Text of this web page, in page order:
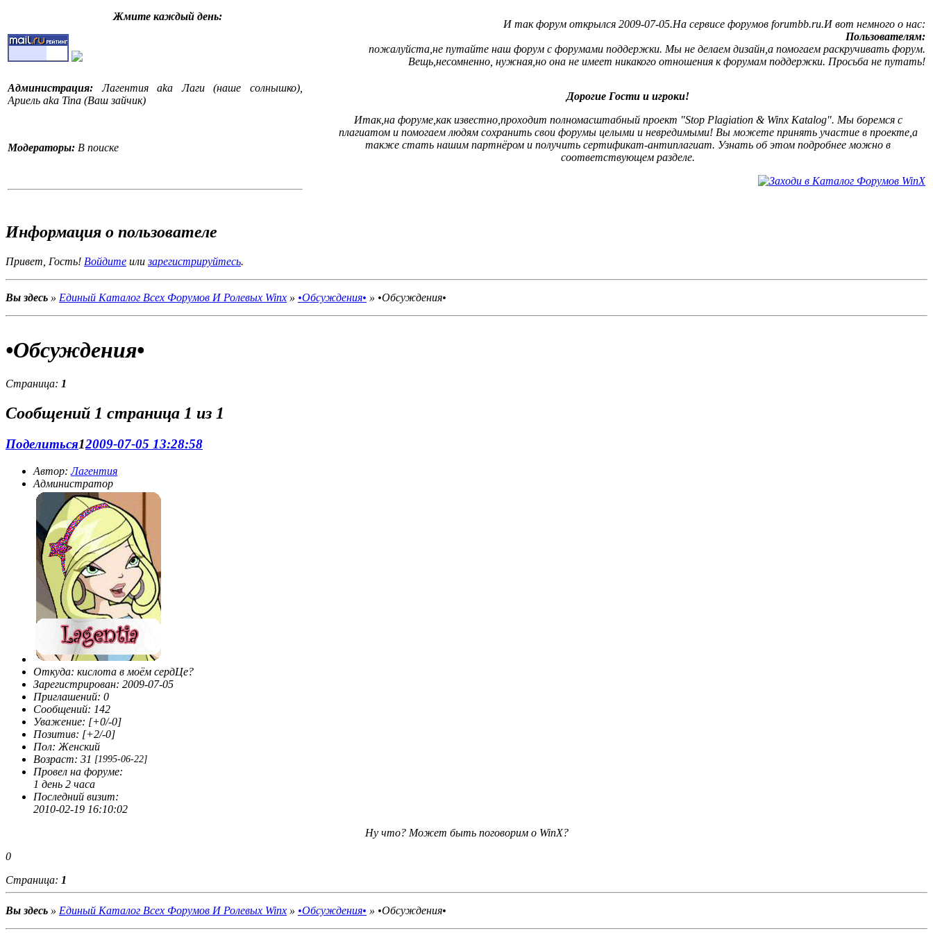
Жмите каждый день:
И так форум открылся 2009-07-05.На сервисе форумов forumbb.ru.И вот немного о нас:
Пользователям:
пожалуйста,не путайте наш форум с форумами поддержки. Мы не делаем дизайн,а помогаем раскручивать форум.
Вещь,несомненно, нужная,но она не имеет никакого отношения к форумам поддержки. Просьба не путать!
Администрация:
Лагентия aka Лаги (наше солнышко),
Ариель aka Tina (Ваш зайчик)
Модераторы: В поиске
События на форуме:
•Конкурс рассказов WinX•.Поспешите поучаствовать!
это, я думаю, вам уже понятно. Вы придумываете свой
здесь на конкурсе. Жури оценивает и вручает победителю
приз. Иллюстрации не обязательны, но желательны. "
Журнал:
Наш журнал в разработке.Мы набираем
О нашем солнышке:Ода Лагги=) Долгое время я жила как
во сне. Абсолютно не к чему стремиться,всё есть. Учёба на
отлично,телик,комьютер. Я читала книги. Они
единственная отдушина. Я проглатывала детективы в
огромных количествах. Все удивлялись. Но мне было всё
равно. С детства я была крайне домашней девочкой. Гулять?
С друзьями? Неа. Лучше почитать,или телик посмотреть.
Стрелялки и бродилки на компе меня раздражали,глупые
сериалы раздражали,книги я перечитала по десять раз. А
потом раз. И я открыла для себя Интернет. И поняла:для
того,чтобы развлекаться необязательно выходить из дома.
Сначала я ничего не понимала,бродила по
чатам,форумам,сайтам...Ну а потом решила сама создать
себе форум. И создала. Потом ещё и ещё. И так много раз.
Потом открыла для себя и ФотоШоп. На русском.
"Издеваештся?"-спрашивали меня, "ФотоШоп на русском?
Это же извращение!" А я только улыбалась. Я такая.
Странная. Хотя изо всех сил хотела быть обычной.
Обычной. Такой как вы. Сначала я гуляла по Нету под
разными никами,но потом жизнь столкнула меня с двумя
личностями,перевернувшими мои взгляды. Эрика и Кимми.
Они вряд ли даже подозревают о моём существовании.
Сначала они мне не нравились. Надменные. А потом
оказалось,что всё это глупости. Я взяла себе имя Лагги и
начала новую жизнь. Вот так. Я
увлекаюсь:литературой(совершенно
Дорогие Гости и игроки!
Итак,на форуме,как известно,проходит полномасштабный проект "Stop Plagiation & Winx Katalog". Мы боремся с
плагиатом и помогаем людям сохранить свои форумы целыми и невредимыми! Вы можете принять участие в проекте,а
также стать нашим партнёром и получить сертификат-антиплагиат. Узнать об этом подробнее можно в
соответствующем разделе.
Информация о пользователе
Привет, Гость! Войдите илизарегистрируйтесь.
Вы здесь » Единый Каталог Всех Форумов И Ролевых Winx » •Обсуждения• » •Обсуждения•
•Обсуждения•
Страница: 1
Сообщений 1 страница 1 из 1
Поделиться12009-07-05 13:28:58
Автор:Лагентия
Администратор
Откуда: кислота в моём сердЦе?
Зарегистрирован: 2009-07-05
Приглашений: 0
Сообщений: 142
Уважение: [+0/-0]
Позитив: [+2/-0]
Пол: Женский
Возраст: 31 [1995-06-22]
Провел на форуме:
1 день 2 часа
Последний визит:
2010-02-19 16:10:02
Ну что? Может быть поговорим о WinX?
0
Страница: 1
Вы здесь » Единый Каталог Всех Форумов И Ролевых Winx » •Обсуждения• » •Обсуждения•